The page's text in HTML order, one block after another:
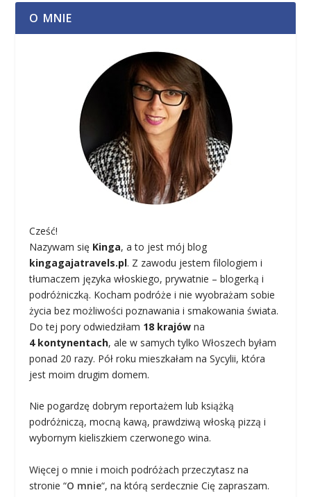
O MNIE
Cześć!
Nazywam się Kinga, a to jest mój blog
kingagajatravels.pl. Z zawodu jestem filologiem i
tłumaczem języka włoskiego, prywatnie – blogerką i
podróżniczką. Kocham podróże i nie wyobrażam sobie
życia bez możliwości poznawania i smakowania świata.
Do tej pory odwiedziłam 18 krajów na
4 kontynentach, ale w samych tylko Włoszech byłam
ponad 20 razy. Pół roku mieszkałam na Sycylii, która
jest moim drugim domem.
Nie pogardzę dobrym reportażem lub książką
podróżniczą, mocną kawą, prawdziwą włoską pizzą i
wybornym kieliszkiem czerwonego wina.
Więcej o mnie i moich podróżach przeczytasz na
stronie “O mnie“, na którą serdecznie Cię zapraszam.